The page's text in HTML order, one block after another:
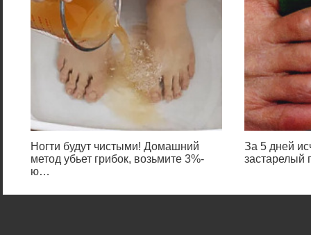
Ногти будут чистыми! Домашний
метод убьет грибок, возьмите 3%-
ю…
За 5 дней
застарелый